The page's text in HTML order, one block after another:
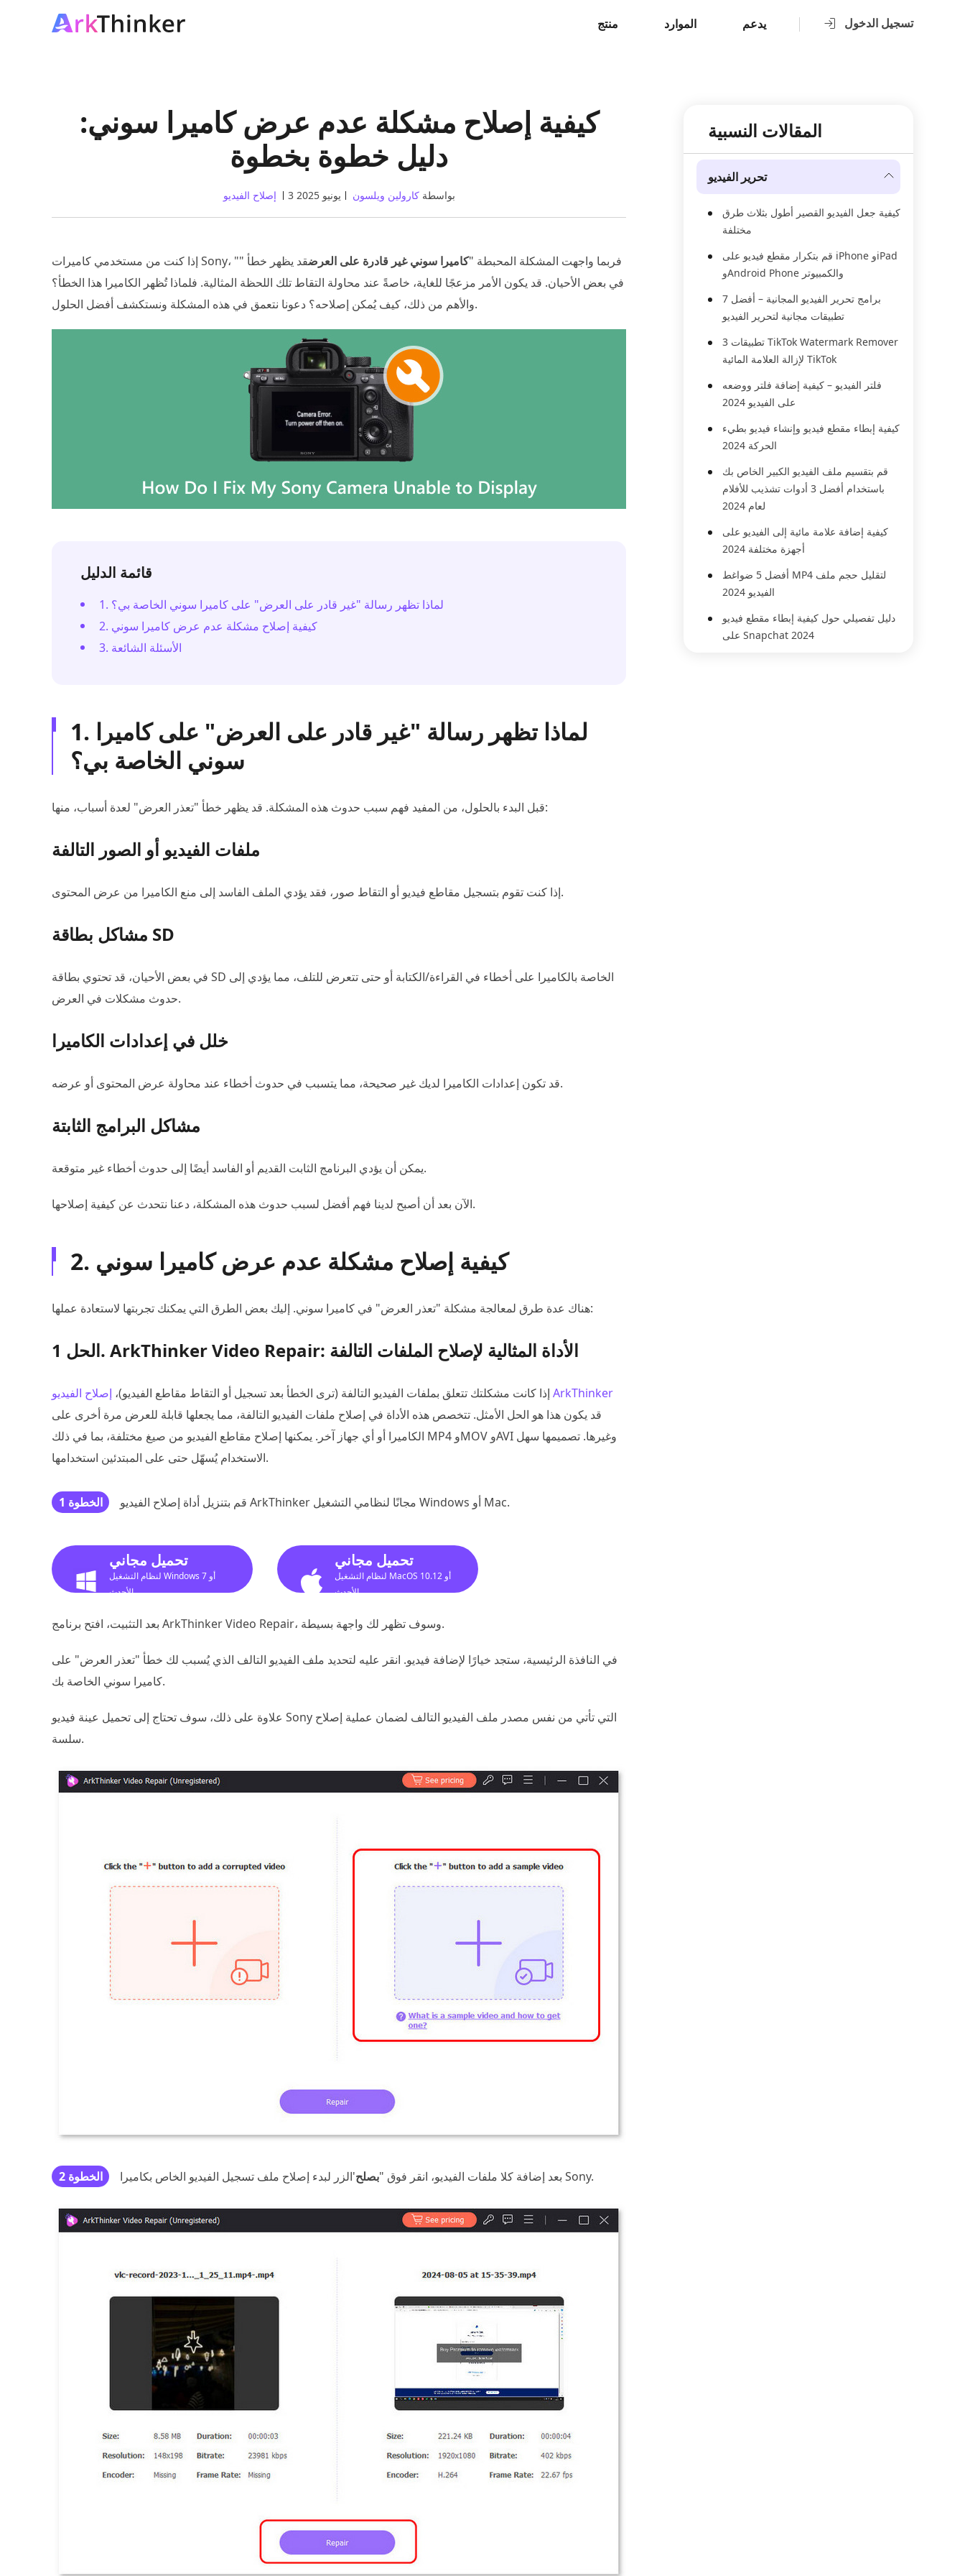
تسجيل الدخول منتج الموارد يدعم
كيفية إصلاح مشكلة عدم عرض كاميرا سوني:
دليل خطوة بخطوة
بواسطةكارولين ويلسون 3 يونيو 2025 إصلاح الفيديو
إذا كنت من مستخدمي كاميرات Sony، فربما واجهت المشكلة المحبطة "كاميرا سوني غير قادرة على العرضقد يظهر خطأ ""
في بعض الأحيان. قد يكون الأمر مزعجًا للغاية، خاصةً عند محاولة التقاط تلك اللحظة المثالية. فلماذا تُظهر الكاميرا هذا الخطأ؟
والأهم من ذلك، كيف يُمكن إصلاحه؟ دعونا نتعمق في هذه المشكلة ونستكشف أفضل الحلول.
قائمة الدليل
1. لماذا تظهر رسالة "غير قادر على العرض" على كاميرا سوني الخاصة بي؟
2. كيفية إصلاح مشكلة عدم عرض كاميرا سوني
3. الأسئلة الشائعة
1. لماذا تظهر رسالة "غير قادر على العرض" على كاميرا
سوني الخاصة بي؟
قبل البدء بالحلول، من المفيد فهم سبب حدوث هذه المشكلة. قد يظهر خطأ "تعذر العرض" لعدة أسباب، منها:
ملفات الفيديو أو الصور التالفة
إذا كنت تقوم بتسجيل مقاطع فيديو أو التقاط صور، فقد يؤدي الملف الفاسد إلى منع الكاميرا من عرض المحتوى.
مشاكل بطاقة SD
في بعض الأحيان، قد تحتوي بطاقة SD الخاصة بالكاميرا على أخطاء في القراءة/الكتابة أو حتى تتعرض للتلف، مما يؤدي إلى
حدوث مشكلات في العرض.
خلل في إعدادات الكاميرا
قد تكون إعدادات الكاميرا لديك غير صحيحة، مما يتسبب في حدوث أخطاء عند محاولة عرض المحتوى أو عرضه.
مشاكل البرامج الثابتة
يمكن أن يؤدي البرنامج الثابت القديم أو الفاسد أيضًا إلى حدوث أخطاء غير متوقعة.
الآن بعد أن أصبح لدينا فهم أفضل لسبب حدوث هذه المشكلة، دعنا نتحدث عن كيفية إصلاحها.
2. كيفية إصلاح مشكلة عدم عرض كاميرا سوني
هناك عدة طرق لمعالجة مشكلة "تعذر العرض" في كاميرا سوني. إليك بعض الطرق التي يمكنك تجربتها لاستعادة عملها:
الحل 1. ArkThinker Video Repair: الأداة المثالية لإصلاح الملفات التالفة
إذا كانت مشكلتك تتعلق بملفات الفيديو التالفة (ترى الخطأ بعد تسجيل أو التقاط مقاطع الفيديو)، إصلاح الفيديو ArkThinker
قد يكون هذا هو الحل الأمثل. تتخصص هذه الأداة في إصلاح ملفات الفيديو التالفة، مما يجعلها قابلة للعرض مرة أخرى على
الكاميرا أو أي جهاز آخر. يمكنها إصلاح مقاطع الفيديو من صيغ مختلفة، بما في ذلك MP4 وMOV وAVI وغيرها. تصميمها سهل
الاستخدام يُسهّل حتى على المبتدئين استخدامها.
الخطوة 1 قم بتنزيل أداة إصلاح الفيديو ArkThinker مجانًا لنظامي التشغيل Windows أو Mac.
تحميل مجاني
لنظام التشغيل Windows 7 أو
الأحدث
تحميل مجاني
لنظام التشغيل MacOS 10.12 أو
الأحدث
بعد التثبيت، افتح برنامج ArkThinker Video Repair، وسوف تظهر لك واجهة بسيطة.
في النافذة الرئيسية، ستجد خيارًا لإضافة فيديو. انقر عليه لتحديد ملف الفيديو التالف الذي يُسبب لك خطأ "تعذر العرض" على
كاميرا سوني الخاصة بك.
علاوة على ذلك، سوف تحتاج إلى تحميل عينة فيديو Sony التي تأتي من نفس مصدر ملف الفيديو التالف لضمان عملية إصلاح
سلسة.
الخطوة 2 بعد إضافة كلا ملفات الفيديو، انقر فوق "بصلح 'الزر لبدء إصلاح ملف تسجيل الفيديو الخاص بكاميرا Sony.
المقالات النسبية
تحرير الفيديو
كيفية جعل الفيديو القصير أطول بثلاث طرق
مختلفة
قم بتكرار مقطع فيديو على iPhone وiPad
وAndroid Phone والكمبيوتر
برامج تحرير الفيديو المجانية – أفضل 7
تطبيقات مجانية لتحرير الفيديو
3 تطبيقات TikTok Watermark Remover
لإزالة العلامة المائية TikTok
فلتر الفيديو – كيفية إضافة فلتر ووضعه
على الفيديو 2024
كيفية إبطاء مقطع فيديو وإنشاء فيديو بطيء
الحركة 2024
قم بتقسيم ملف الفيديو الكبير الخاص بك
باستخدام أفضل 3 أدوات تشذيب للأفلام
لعام 2024
كيفية إضافة علامة مائية إلى الفيديو على
أجهزة مختلفة 2024
أفضل 5 ضواغط MP4 لتقليل حجم ملف
الفيديو 2024
دليل تفصيلي حول كيفية إبطاء مقطع فيديو
على Snapchat 2024